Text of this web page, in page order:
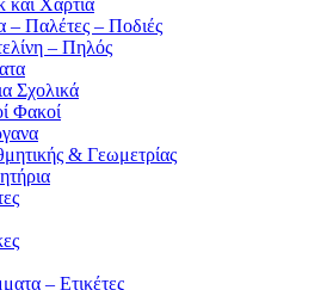
Χαρτιά
– Παλέτες – Ποδιές
– Πηλός
Σχολικά
Φακοί
& Γεωμετρίας
– Ετικέτες